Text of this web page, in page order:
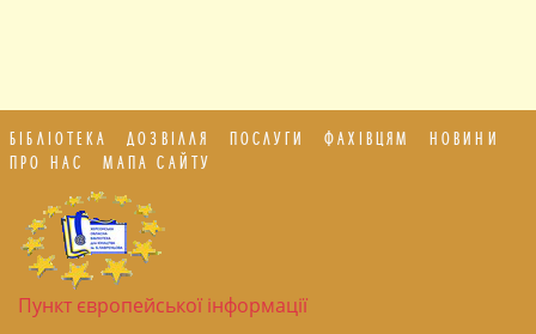
БІБЛІОТЕКА ДОЗВІЛЛЯ ПОСЛУГИ ФАХІВЦЯМ
НОВИНИ
ПРО НАС
МАПА САЙТУ
Пункт європейської інформації